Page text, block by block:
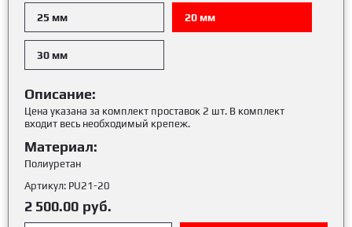
25 мм 20 мм
30 мм
Описание:
Цена указана за комплект проставок 2 шт. В комплект
входит весь необходимый крепеж.
Материал:
Полиуретан
Артикул: PU21-20
2 500.00 руб.